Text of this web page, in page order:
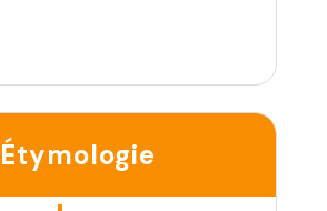
Étymologie